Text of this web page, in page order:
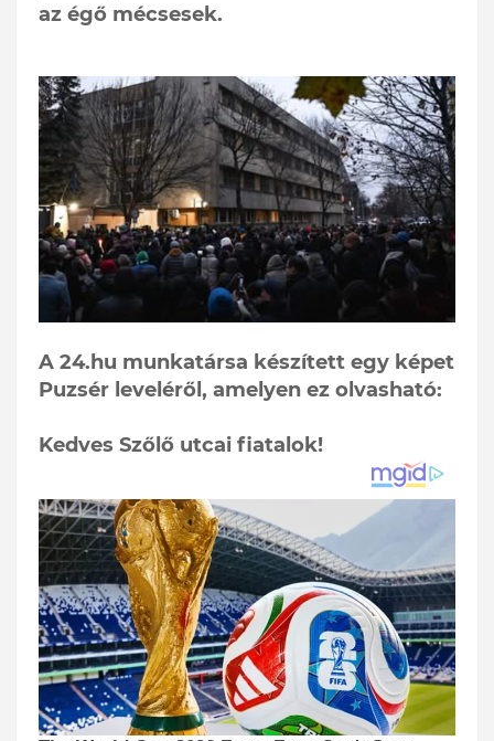
az égő mécsesek.
A 24.hu munkatársa készített egy képet
Puzsér leveléről, amelyen ez olvasható:
Kedves Szőlő utcai fiatalok!